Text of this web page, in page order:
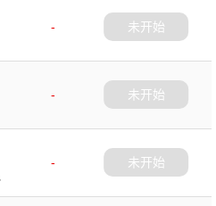
-
未开始
-
未开始
-
未开始